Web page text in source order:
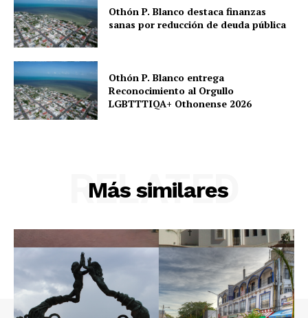
Othón P. Blanco destaca finanzas
sanas por reducción de deuda pública
Othón P. Blanco entrega
Reconocimiento al Orgullo
LGBTTTIQA+ Othonense 2026
Más similares
RELATED